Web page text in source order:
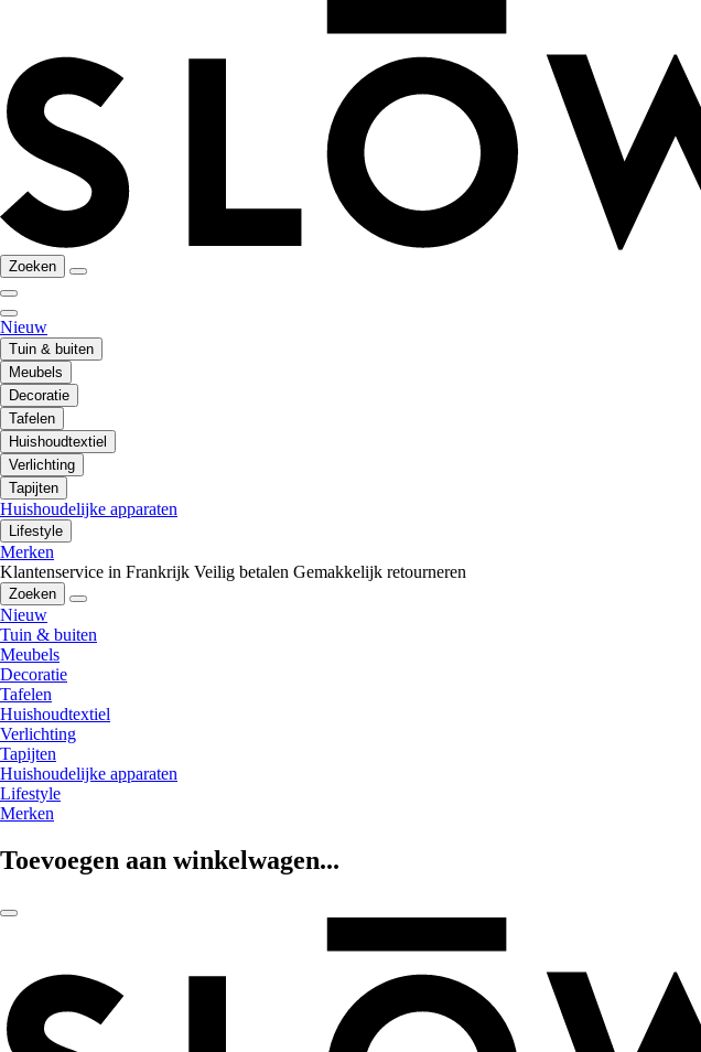
Zoeken
Nieuw
Tuin & buiten
Meubels
Decoratie
Tafelen
Huishoudtextiel
Verlichting
Tapijten
Huishoudelijke apparaten
Lifestyle
Merken
Klantenservice in Frankrijk Veilig betalen Gemakkelijk retourneren
Zoeken
Nieuw
Tuin & buiten
Meubels
Decoratie
Tafelen
Huishoudtextiel
Verlichting
Tapijten
Huishoudelijke apparaten
Lifestyle
Merken
Toevoegen aan winkelwagen...